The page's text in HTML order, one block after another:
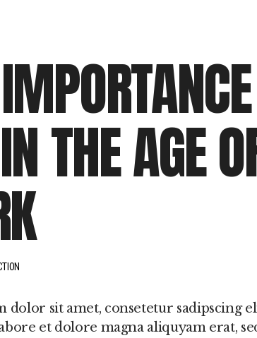
THE AGE
dolor sit amet, consetetur sadipscing
et dolore magna aliquyam erat,